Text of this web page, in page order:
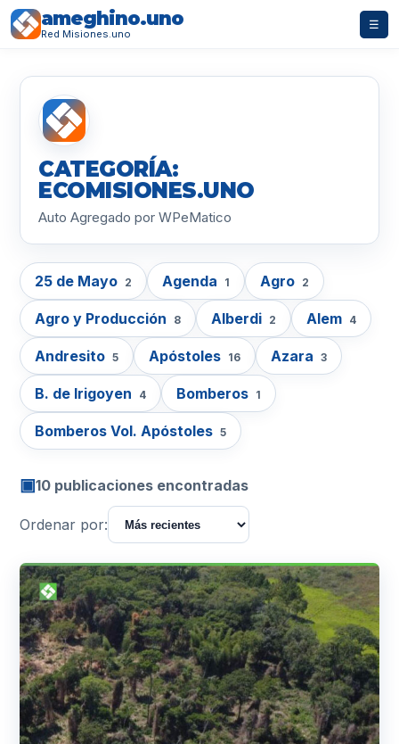
ameghino.uno
Red Misiones.uno
☰
CATEGORÍA:
ECOMISIONES.UNO
Auto Agregado por WPeMatico
25 de Mayo 2 Agenda 1 Agro 2
Agro y Producción 8 Alberdi 2 Alem 4
Andresito 5 Apóstoles 16 Azara 3
B. de Irigoyen 4 Bomberos 1
Bomberos Vol. Apóstoles 5
▣10 publicaciones encontradas
Ordenar por: